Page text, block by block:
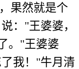
果然就是个
："王婆婆，
。"王婆婆
我！"牛月清